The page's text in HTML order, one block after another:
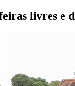
livres e